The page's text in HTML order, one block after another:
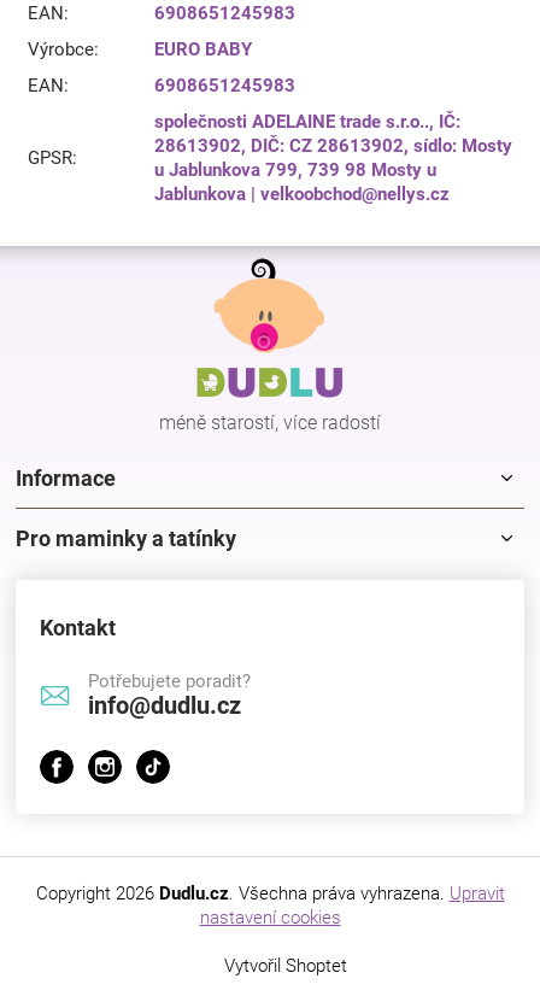
EAN:
6908651245983
Výrobce:
EURO BABY
EAN: 6908651245983
GPSR:
společnosti ADELAINE trade s.r.o.., IČ:
28613902, DIČ: CZ 28613902, sídlo: Mosty
u Jablunkova 799, 739 98 Mosty u
Jablunkova | velkoobchod@nellys.cz
Z
méně starostí, více radostí
Informace
Pro maminky a tatínky
Kontakt
Potřebujete poradit?
info@dudlu.cz
Vytvořil Shoptet
Copyright 2026 Dudlu.cz. Všechna práva vyhrazena. Upravit
nastavení cookies